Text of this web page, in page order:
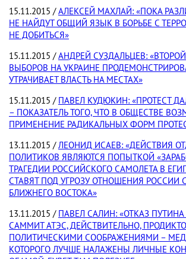
15.11.2015 /АЛЕКСЕЙ МАХЛАЙ: «ПОКА
НЕ НАЙДУТ ОБЩИЙ ЯЗЫК В БОРЬБЕ С
НЕ ДОБИТЬСЯ»
15.11.2015 /АНДРЕЙ СУЗДАЛЬЦЕВ:
ВЫБОРОВ НА УКРАИНЕ
УТРАЧИВАЕТ ВЛАСТЬ НА МЕСТАХ»
15.11.2015 / ПАВЕЛ КУДЮКИН: «ПРОТЕСТ
– ПОКАЗАТЕЛЬ ТОГО, ЧТО В ОБЩЕСТВЕ
ПРИМЕНЕНИЕ РАДИКАЛЬНЫХ ФОРМ
13.11.2015 /ЛЕОНИД ИСАЕВ: «ДЕЙСТВИЯ
ПОЛИТИКОВ ЯВЛЯЮТСЯ ПОПЫТКОЙ
ТРАГЕДИИ РОССИЙСКОГО САМОЛЕТА В
СТАВЯТ ПОД УГРОЗУ ОТНОШЕНИЯ РОССИИ
БЛИЖНЕГО ВОСТОКА»
13.11.2015 / ПАВЕЛ САЛИН: «ОТКАЗ ПУТИНА
САММИТ АТЭС, ДЕЙСТВИТЕЛЬНО,
ПОЛИТИЧЕСКИМИ СООБРАЖЕНИЯМИ –
КОТОРОГО ЛУЧШЕ НАЛАЖЕНЫ ЛИЧНЫЕ